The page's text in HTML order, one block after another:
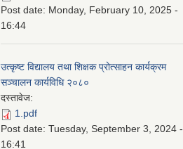
Post date: Monday, February 10, 2025 -
16:44
उत्कृष्ट विद्यालय तथा शिक्षक प्रोत्साहन कार्यक्रम
सञ्चालन कार्यविधि २०८०
दस्तावेज:
1.pdf
Post date: Tuesday, September 3, 2024 -
16:41